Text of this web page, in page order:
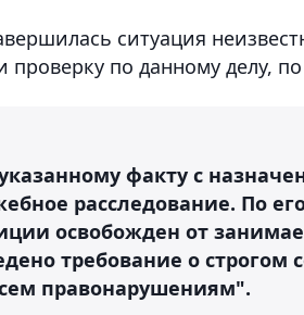
ситуация
проверку по данному делу,
факту с
расследование. По
освобожден от
требование о
правонарушениям".